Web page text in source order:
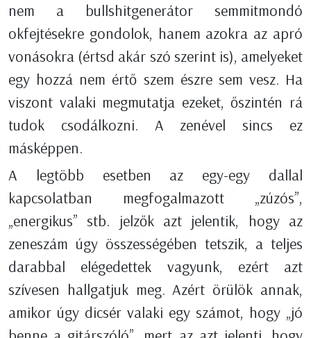
nem a bullshitgenerátor semmitmondó
okfejtésekre gondolok, hanem azokra az apró
vonásokra (értsd akár szó szerint is), amelyeket
egy hozzá nem értő szem észre sem vesz. Ha
viszont valaki megmutatja ezeket, őszintén rá
tudok csodálkozni. A zenével sincs ez
másképpen.
A legtöbb esetben az egy-egy dallal
kapcsolatban megfogalmazott „zúzós”,
„energikus” stb. jelzők azt jelentik, hogy az
zeneszám úgy összességében tetszik, a teljes
darabbal elégedettek vagyunk, ezért azt
szívesen hallgatjuk meg. Azért örülök annak,
amikor úgy dicsér valaki egy számot, hogy „jó